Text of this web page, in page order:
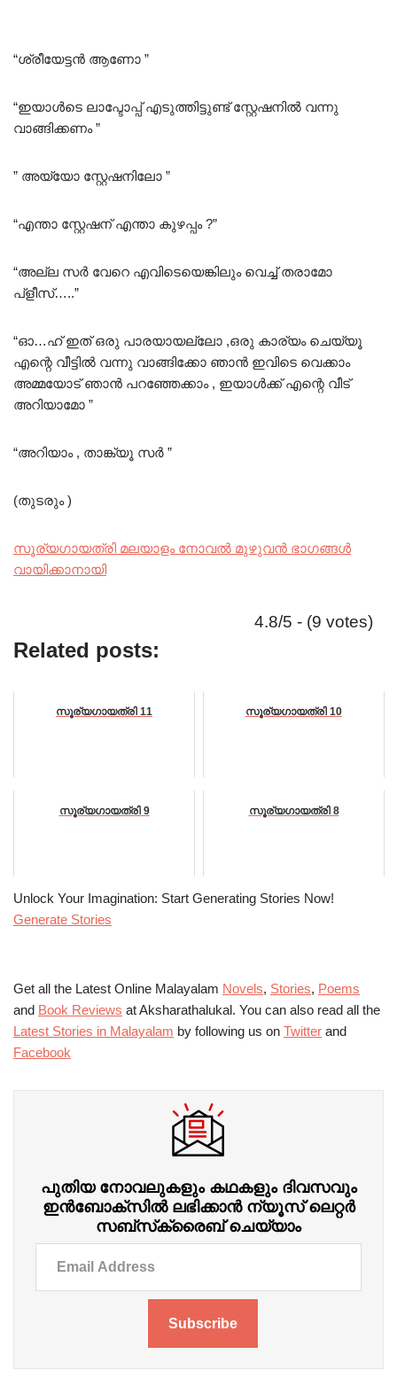
“ശ്രീയേട്ടൻ ആണോ ”
“ഇയാൾടെ ലാപ്ടോപ്പ് എടുത്തിട്ടുണ്ട് സ്റ്റേഷനിൽ വന്നു
വാങ്ങിക്കണം ”
” അയ്യോ സ്റ്റേഷനിലോ ”
“എന്താ സ്റ്റേഷന് എന്താ കുഴപ്പം ?”
“അല്ല സർ വേറെ എവിടെയെങ്കിലും വെച്ച് തരാമോ
പ്ളീസ്…..”
“ഓ…ഹ് ഇത് ഒരു പാരയായല്ലോ ,ഒരു കാര്യം ചെയ്യൂ
എന്റെ വീട്ടിൽ വന്നു വാങ്ങിക്കോ ഞാൻ ഇവിടെ വെക്കാം
അമ്മയോട് ഞാൻ പറഞ്ഞേക്കാം , ഇയാൾക്ക് എന്റെ വീട്
അറിയാമോ ”
“അറിയാം , താങ്ക്യൂ സർ ”
(തുടരും )
സൂര്യഗായത്രി മലയാളം നോവൽ മുഴുവൻ ഭാഗങ്ങൾ
വായിക്കാനായി
4.8/5 - (9 votes)
Related posts:
സൂര്യഗായത്രി 11 സൂര്യഗായത്രി 10
സൂര്യഗായത്രി 9 സൂര്യഗായത്രി 8
Unlock Your Imagination: Start Generating Stories Now!
Generate Stories
Get all the Latest Online Malayalam Novels, Stories, Poems
and Book Reviews at Aksharathalukal. You can also read all the
Latest Stories in Malayalam by following us on Twitter and
Facebook
പുതിയ നോവലുകളും കഥകളും ദിവസവും
ഇന്‍ബോക്‌സില്‍ ലഭിക്കാന്‍ ന്യൂസ് ലെറ്റർ
സബ്‌സ്‌ക്രൈബ് ചെയ്യാം
Subscribe